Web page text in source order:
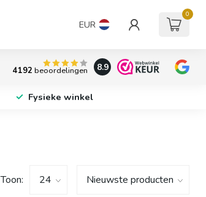
EUR
0
4192 beoordelingen 8.9
Fysieke winkel
Toon: